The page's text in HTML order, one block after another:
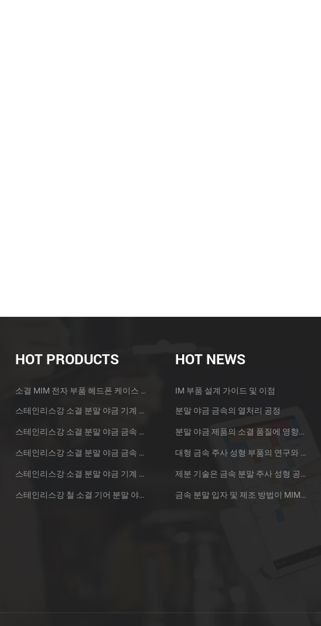
HOT PRODUCTS
소결 MIM 전자 부품 헤드폰 케이스 금속 부품
스테인리스강 소결 분말 야금 기계 황동 기어
스테인리스강 소결 분말 야금 금속 기어
스테인리스강 소결 분말 야금 금속 기어
스테인리스강 소결 분말 야금 기계 기어
스테인리스강 철 소결 기어 분말 야금 부품
HOT NEWS
IM 부품 설계 가이드 및 이점
분말 야금 금속의 열처리 공정
분말 야금 제품의 소결 품질에 영향을 주는 두 가지 요소
대형 금속 주사 성형 부품의 연구와 응용
제분 기술은 금속 분말 주사 성형 공정의 발전을 촉진한다.
금속 분말 입자 및 제조 방법이 MIM 기술에 미치는 영향